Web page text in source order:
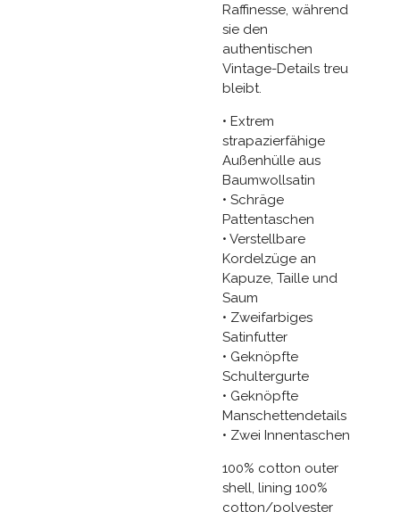
Raffinesse, während
sie den
authentischen
Vintage-Details treu
bleibt.
• Extrem
strapazierfähige
Außenhülle aus
Baumwollsatin
• Schräge
Pattentaschen
• Verstellbare
Kordelzüge an
Kapuze, Taille und
Saum
• Zweifarbiges
Satinfutter
• Geknöpfte
Schultergurte
• Geknöpfte
Manschettendetails
• Zwei Innentaschen
100% cotton outer
shell, lining 100%
cotton/polyester